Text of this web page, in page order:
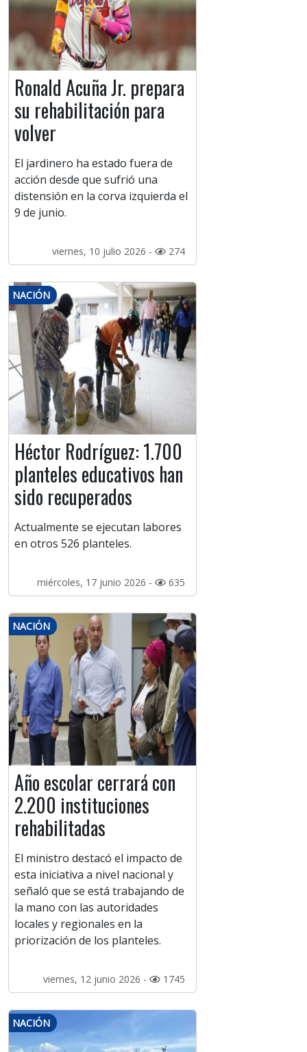
Ronald Acuña Jr. prepara
su rehabilitación para
volver
El jardinero ha estado fuera de
acción desde que sufrió una
distensión en la corva izquierda el
9 de junio.
viernes, 10 julio 2026 - 274
NACIÓN
Héctor Rodríguez: 1.700
planteles educativos han
sido recuperados
Actualmente se ejecutan labores
en otros 526 planteles.
miércoles, 17 junio 2026 - 635
NACIÓN
Año escolar cerrará con
2.200 instituciones
rehabilitadas
El ministro destacó el impacto de
esta iniciativa a nivel nacional y
señaló que se está trabajando de
la mano con las autoridades
locales y regionales en la
priorización de los planteles.
viernes, 12 junio 2026 - 1745
NACIÓN